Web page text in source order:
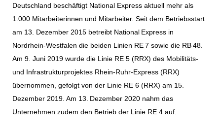
Deutschland beschäftigt National Express aktuell mehr als
1.000 Mitarbeiterinnen und Mitarbeiter. Seit dem Betriebsstart
am 13. Dezember 2015 betreibt National Express in
Nordrhein-Westfalen die beiden Linien RE 7 sowie die RB 48.
Am 9. Juni 2019 wurde die Linie RE 5 (RRX) des Mobilitäts-
und Infrastrukturprojektes Rhein-Ruhr-Express (RRX)
übernommen, gefolgt von der Linie RE 6 (RRX) am 15.
Dezember 2019. Am 13. Dezember 2020 nahm das
Unternehmen zudem den Betrieb der Linie RE 4 auf.